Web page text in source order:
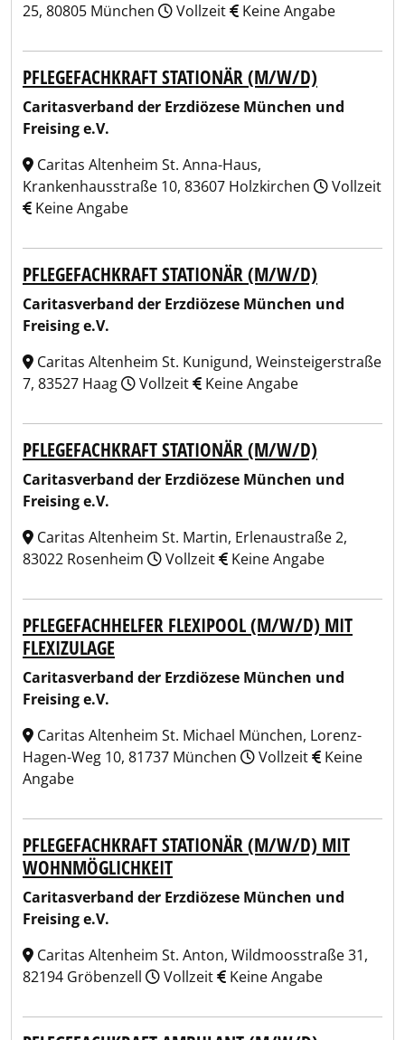
25, 80805 München
Vollzeit Keine Angabe
PFLEGEFACHKRAFT STATIONÄR (M/W/D)
Caritasverband der Erzdiözese München und
Freising e.V.
Caritas Altenheim St. Anna-Haus,
Krankenhausstraße 10, 83607 Holzkirchen
Vollzeit
Keine Angabe
PFLEGEFACHKRAFT STATIONÄR (M/W/D)
Caritasverband der Erzdiözese München und
Freising e.V.
Caritas Altenheim St. Kunigund, Weinsteigerstraße
7, 83527 Haag
Vollzeit Keine Angabe
PFLEGEFACHKRAFT STATIONÄR (M/W/D)
Caritasverband der Erzdiözese München und
Freising e.V.
Caritas Altenheim St. Martin, Erlenaustraße 2,
83022 Rosenheim
Vollzeit Keine Angabe
PFLEGEFACHHELFER FLEXIPOOL (M/W/D) MIT
FLEXIZULAGE
Caritasverband der Erzdiözese München und
Freising e.V.
Caritas Altenheim St. Michael München, Lorenz-
Hagen-Weg 10, 81737 München
Vollzeit
Keine
Angabe
PFLEGEFACHKRAFT STATIONÄR (M/W/D) MIT
WOHNMÖGLICHKEIT
Caritasverband der Erzdiözese München und
Freising e.V.
Caritas Altenheim St. Anton, Wildmoosstraße 31,
82194 Gröbenzell
Vollzeit Keine Angabe